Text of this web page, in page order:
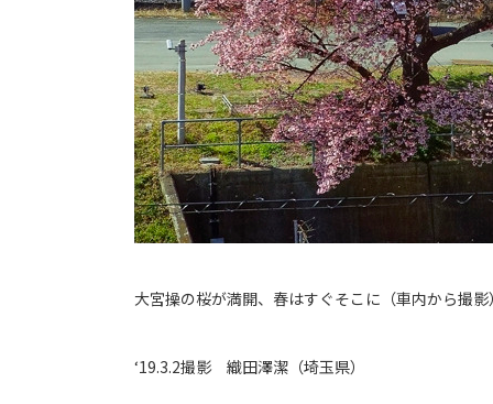
大宮操の桜が満開、春はすぐそこに（車内から撮影
‘19.3.2撮影 織田澤潔（埼玉県）